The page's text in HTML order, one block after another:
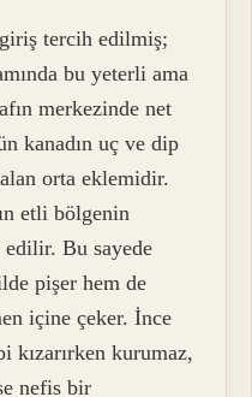
tercih edilmiş;
bu yeterli ama
merkezinde net
kanadın uç ve dip
orta eklemidir.
etli bölgenin
edilir. Bu sayede
pişer hem de
içine çeker. İnce
kızarırken kurumaz,
nefis bir